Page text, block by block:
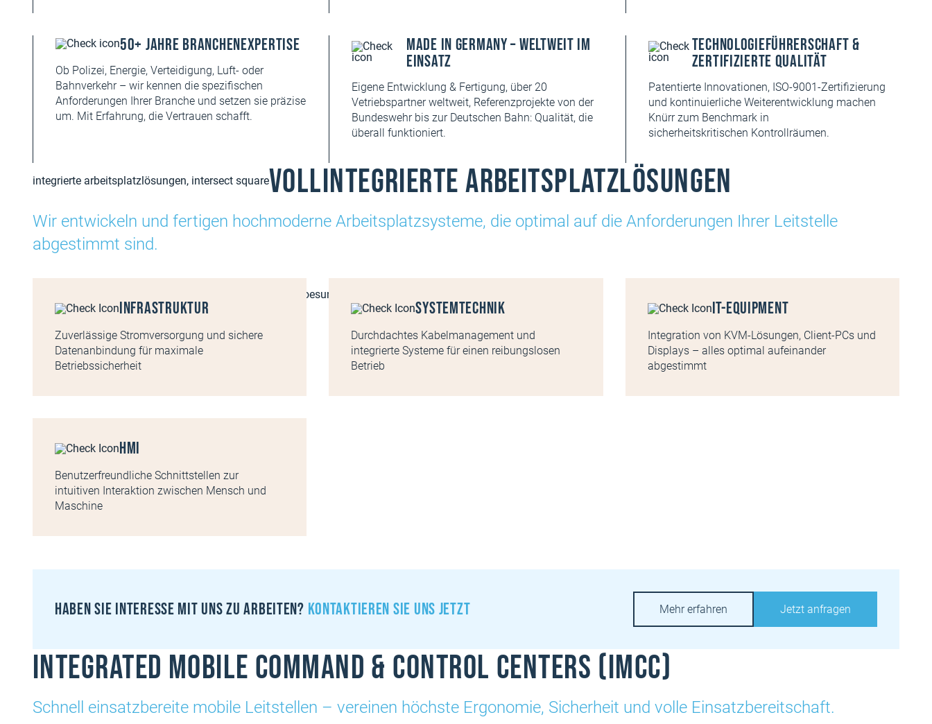
50+ Jahre Branchenexpertise
Ob Polizei, Energie, Verteidigung, Luft- oder
Bahnverkehr – wir kennen die spezifischen
Anforderungen Ihrer Branche und setzen sie präzise
um. Mit Erfahrung, die Vertrauen schafft.
Made in Germany – Weltweit im
Einsatz
Eigene Entwicklung & Fertigung, über 20
Vetriebspartner weltweit, Referenzprojekte von der
Bundeswehr bis zur Deutschen Bahn: Qualität, die
überall funktioniert.
Technologieführerschaft &
zertifizierte Qualität
Patentierte Innovationen, ISO-9001-Zertifizierung
und kontinuierliche Weiterentwicklung machen
Knürr zum Benchmark in
sicherheitskritischen Kontrollräumen.
Vollintegrierte Arbeitsplatzlösungen
Wir entwickeln und fertigen hochmoderne Arbeitsplatzsysteme, die optimal auf die Anforderungen Ihrer Leitstelle
abgestimmt sind.
Infrastruktur
Zuverlässige Stromversorgung und sichere
Datenanbindung für maximale
Betriebssicherheit
Systemtechnik
Durchdachtes Kabelmanagement und
integrierte Systeme für einen reibungslosen
Betrieb
IT-Equipment
Integration von KVM-Lösungen, Client-PCs und
Displays – alles optimal aufeinander
abgestimmt
HMI
Benutzerfreundliche Schnittstellen zur
intuitiven Interaktion zwischen Mensch und
Maschine
Haben sie interesse mit uns zu arbeiten? Kontaktieren sie uns jetzt Mehr erfahren Jetzt anfragen
Integrated Mobile Command & Control Centers (IMCC)
Schnell einsatzbereite mobile Leitstellen – vereinen höchste Ergonomie, Sicherheit und volle Einsatzbereitschaft.